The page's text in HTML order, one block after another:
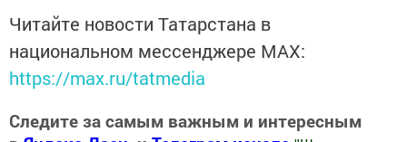
Читайте новости Татарстана в
национальном мессенджере MАХ:
https://max.ru/tatmedia
Следите за самым важным и интересным